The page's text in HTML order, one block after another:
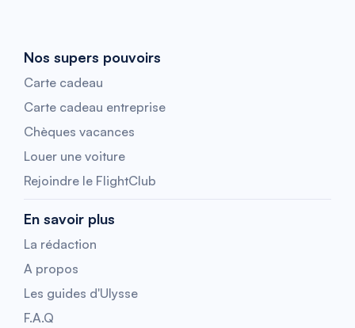
Nos supers pouvoirs
Carte cadeau
Carte cadeau entreprise
Chèques vacances
Louer une voiture
Rejoindre le FlightClub
En savoir plus
La rédaction
A propos
Les guides d'Ulysse
F.A.Q